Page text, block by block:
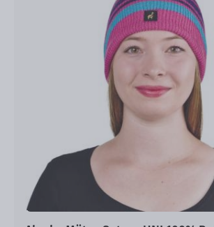
UNI
100%
Baby
gefüttert
One
Size
Kopfgrößen